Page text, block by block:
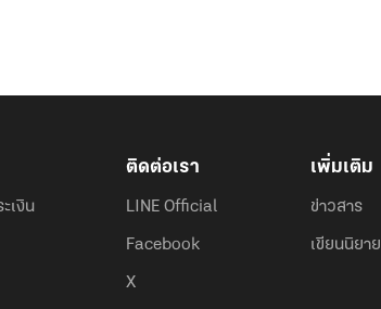
เงิน
ติดต่อเรา
LINE Official
Facebook
X
เพิ่มเติม
ข่าวสาร
เขียนนิยาย